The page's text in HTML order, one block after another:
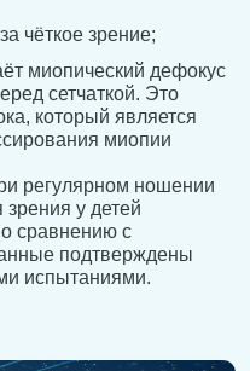
чёткое зрение;
миопический дефокус
сетчаткой. Это
который является
миопии
регулярном ношении
зрения у детей
сравнению с
подтверждены
испытаниями.